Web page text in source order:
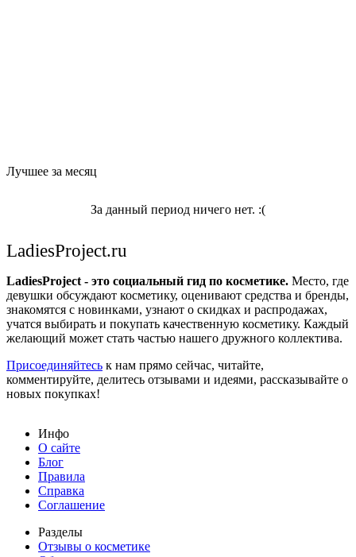
Лучшее за месяц
За данный период ничего нет. :(
LadiesProject.ru
LadiesProject - это социальный гид по косметике. Место, где
девушки обсуждают косметику, оценивают средства и бренды,
знакомятся с новинками, узнают о скидках и распродажах,
учатся выбирать и покупать качественную косметику. Каждый
желающий может стать частью нашего дружного коллектива.
Присоединяйтесь к нам прямо сейчас, читайте,
комментируйте, делитесь отзывами и идеями, рассказывайте о
новых покупках!
Инфо
О сайте
Блог
Правила
Справка
Соглашение
Разделы
Отзывы о косметике